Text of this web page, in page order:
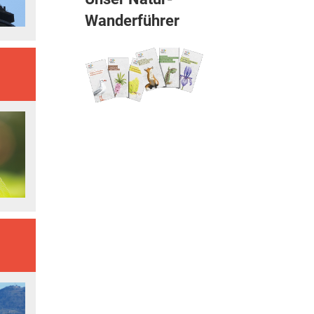
Wanderführer